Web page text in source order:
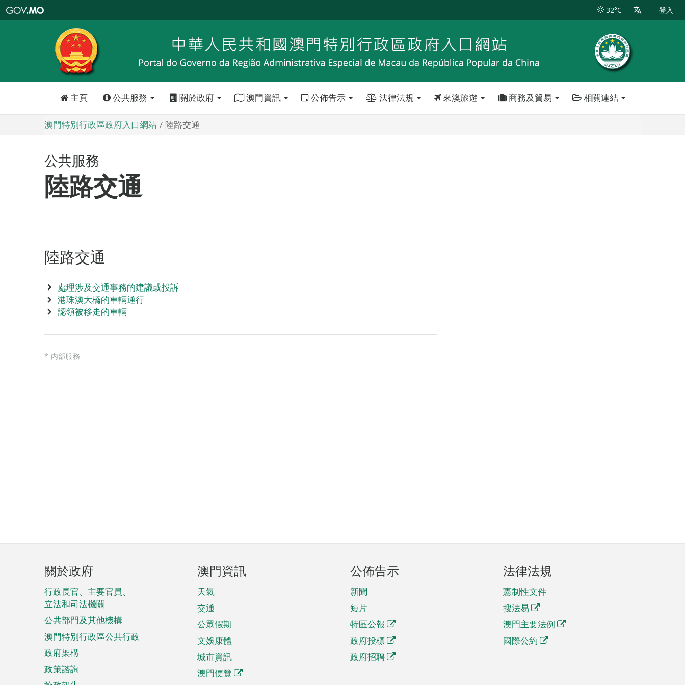
特
政
區
政
口
32°C 登入
主頁 公共服務 關於政府 澳門資訊 公佈告示 法律法規 來澳旅遊 商務及貿易 相關連結
澳門特別行政區政府入口網站 陸路交通
公共服務
陸路交通
陸路交通
處理涉及交通事務的建議或投訴
港珠澳大橋的車輛通行
認領被移走的車輛
* 內部服務
頁
腳
菜
單
關於政府
行政長官、主要官員、
立法和司法機關
公共部門及其他機構
澳門特別行政區公共行政
政府架構
政策諮詢
澳門資訊
天氣
交通
公眾假期
文娛康體
城市資訊
澳門便覽
公佈告示
新聞
短片
特區公報
政府投標
政府招聘
法律法規
憲制性文件
搜法易
澳門主要法例
國際公約